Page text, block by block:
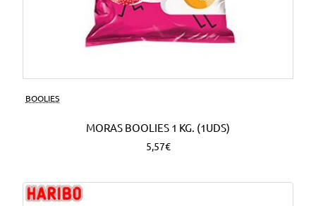
BOOLIES
MORAS BOOLIES 1 KG. (1UDS)
5,57€